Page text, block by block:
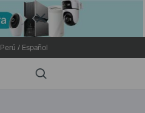
Close
Perú / Español
Search